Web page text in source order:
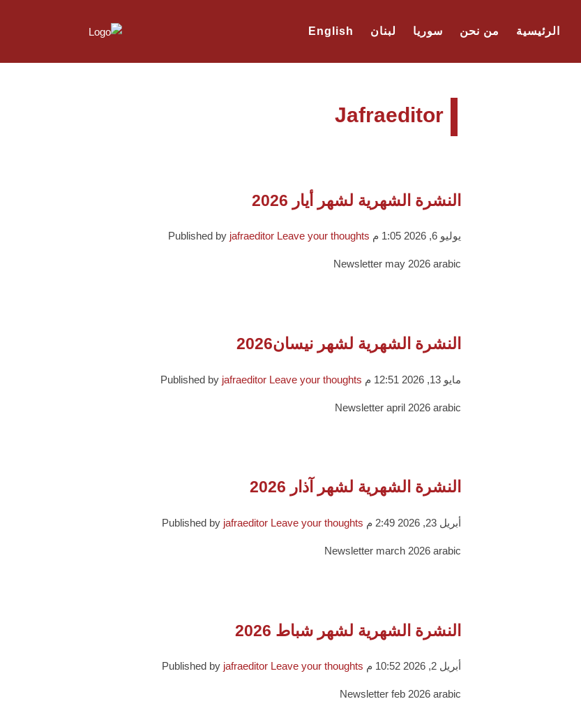
الرئيسية من نحن سوريا لبنان English
Jafraeditor
النشرة الشهرية لشهر أيار 2026
يوليو 6, 2026 1:05 م Published by jafraeditor Leave your thoughts
Newsletter may 2026 arabic
النشرة الشهرية لشهر نيسان2026
مايو 13, 2026 12:51 م Published by jafraeditor Leave your thoughts
Newsletter april 2026 arabic
النشرة الشهرية لشهر آذار 2026
أبريل 23, 2026 2:49 م Published by jafraeditor Leave your thoughts
Newsletter march 2026 arabic
النشرة الشهرية لشهر شباط 2026
أبريل 2, 2026 10:52 م Published by jafraeditor Leave your thoughts
Newsletter feb 2026 arabic